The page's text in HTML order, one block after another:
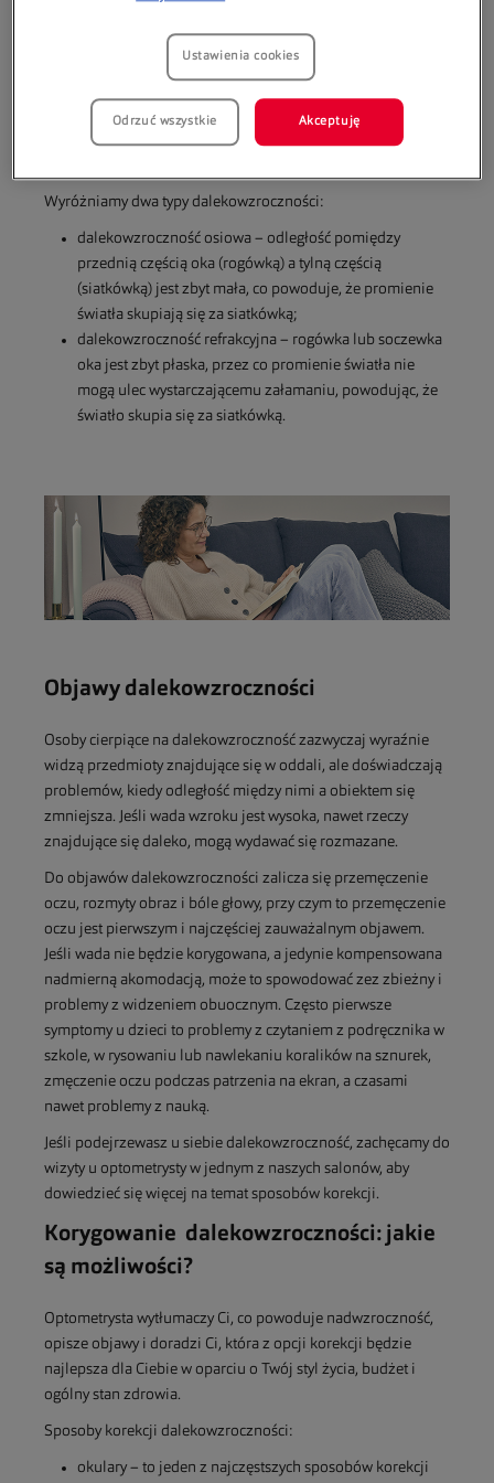
Wiele osób stara się poprawić swoją zdolność widzenia
samodzielnie poprzez napinanie mięśni oczu. Ta czynność
widzenie, lecz wciąż mogą być odczuwane symptomy,
wskazujących na dalekowzroczność, jak zmęczenie oczu i
Wyróżniamy dwa typy dalekowzroczności:
dalekowzroczność osiowa – odległość pomiędzy
przednią częścią oka (rogówką) a tylną częścią
(siatkówką) jest zbyt mała, co powoduje, że promienie
światła skupiają się za siatkówką;
dalekowzroczność refrakcyjna – rogówka lub soczewka
oka jest zbyt płaska, przez co promienie światła nie
mogą ulec wystarczającemu załamaniu, powodując, że
światło skupia się za siatkówką.
Objawy dalekowzroczności
Osoby cierpiące na dalekowzroczność zazwyczaj wyraźnie
widzą przedmioty znajdujące się w oddali, ale doświadczają
problemów, kiedy odległość między nimi a obiektem się
zmniejsza. Jeśli wada wzroku jest wysoka, nawet rzeczy
znajdujące się daleko, mogą wydawać się rozmazane.
Do objawów dalekowzroczności zalicza się przemęczenie
oczu, rozmyty obraz i bóle głowy, przy czym to przemęczenie
oczu jest pierwszym i najczęściej zauważalnym objawem.
Jeśli wada nie będzie korygowana, a jedynie kompensowana
nadmierną akomodacją, może to spowodować zez zbieżny i
problemy z widzeniem obuocznym. Często pierwsze
symptomy u dzieci to problemy z czytaniem z podręcznika w
szkole, w rysowaniu lub nawlekaniu koralików na sznurek,
zmęczenie oczu podczas patrzenia na ekran, a czasami
nawet problemy z nauką.
Jeśli podejrzewasz u siebie dalekowzroczność, zachęcamy do
wizyty u optometrysty w jednym z naszych salonów, aby
dowiedzieć się więcej na temat sposobów korekcji.
Korygowanie dalekowzroczności: jakie
są możliwości?
Optometrysta wytłumaczy Ci, co powoduje nadwzroczność,
opisze objawy i doradzi Ci, która z opcji korekcji będzie
najlepsza dla Ciebie w oparciu o Twój styl życia, budżet i
ogólny stan zdrowia.
Sposoby korekcji dalekowzroczności:
okulary – to jeden z najczęstszych sposobów korekcji
Ustawienia cookies
Odrzuć wszystkie Akceptuję